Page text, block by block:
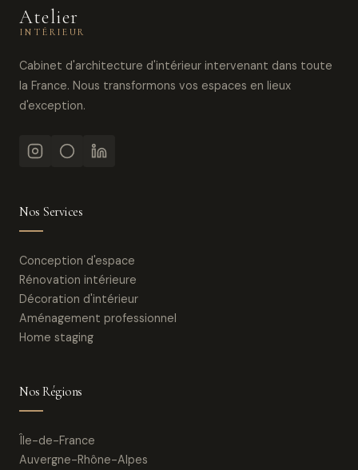
Atelier
INTÉRIEUR
Cabinet d'architecture d'intérieur intervenant dans toute
la France. Nous transformons vos espaces en lieux
d'exception.
Nos Services
Conception d'espace
Rénovation intérieure
Décoration d'intérieur
Aménagement professionnel
Home staging
Nos Régions
Île-de-France
Auvergne-Rhône-Alpes